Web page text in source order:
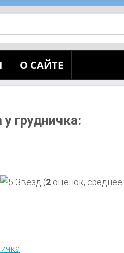
О САЙТЕ
грудничка:
(2 оценок, среднее: